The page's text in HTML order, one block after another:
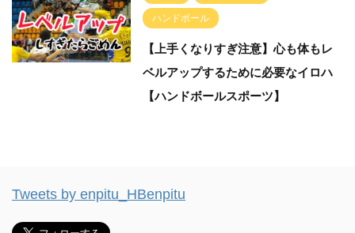
ハンドボール
【上手くなりすぎ注意】心も体もレ
ベルアップするために必要なイロハ
【ハンドボールスポーツ】
Tweets by enpitu_HBenpitu